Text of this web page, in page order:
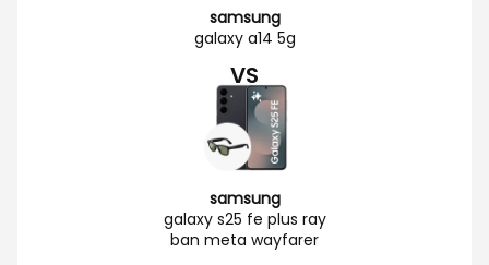
samsung
galaxy a14 5g
VS
samsung
galaxy s25 fe plus ray
ban meta wayfarer